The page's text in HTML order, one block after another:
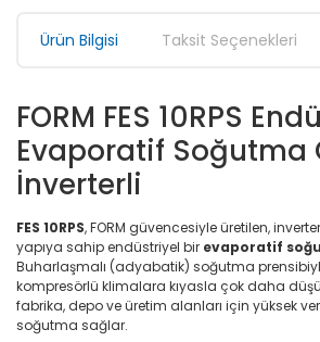
Ürün Bilgisi Taksit Seçenekleri
FORM FES 10RPS
Evaporatif Soğutma
İnverterli
FES 10RPS, FORM güvencesiyle üretilen,
yapıya sahip endüstriyel bir evaporatif
Buharlaşmalı (adyabatik) soğutma
kompresörlü klimalara kıyasla çok daha
fabrika, depo ve üretim alanları için yüksek
soğutma sağlar.